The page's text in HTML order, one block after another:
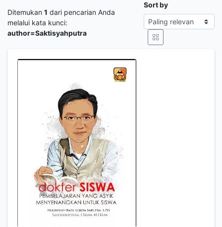
Ditemukan 1 dari pencarian Anda
melalui kata kunci:
author=Saktisyahputra
Sort by